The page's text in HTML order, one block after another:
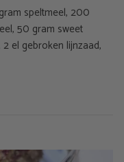
speltmeel, 200
50 gram sweet
el gebroken lijnzaad,